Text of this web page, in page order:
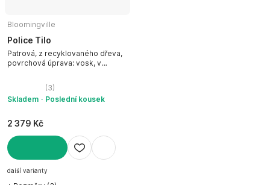
Bloomingville
Police Tilo
Patrová, z recyklovaného dřeva,
povrchová úprava: vosk, v
70 cm, hloubka 10 cm
(3)
Skladem
Poslední kousek
2 379 Kč
DO KOŠÍKU
další varianty